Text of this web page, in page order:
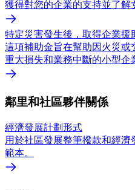
獲得對您的企業的支持並了解
特定災害發生後，取得企業援
這項補助金旨在幫助因火災
重大損失和業務中斷的小型企
鄰里和社區夥伴關係
經濟發展計劃形式
用於社區發展整筆撥款和經
範本。